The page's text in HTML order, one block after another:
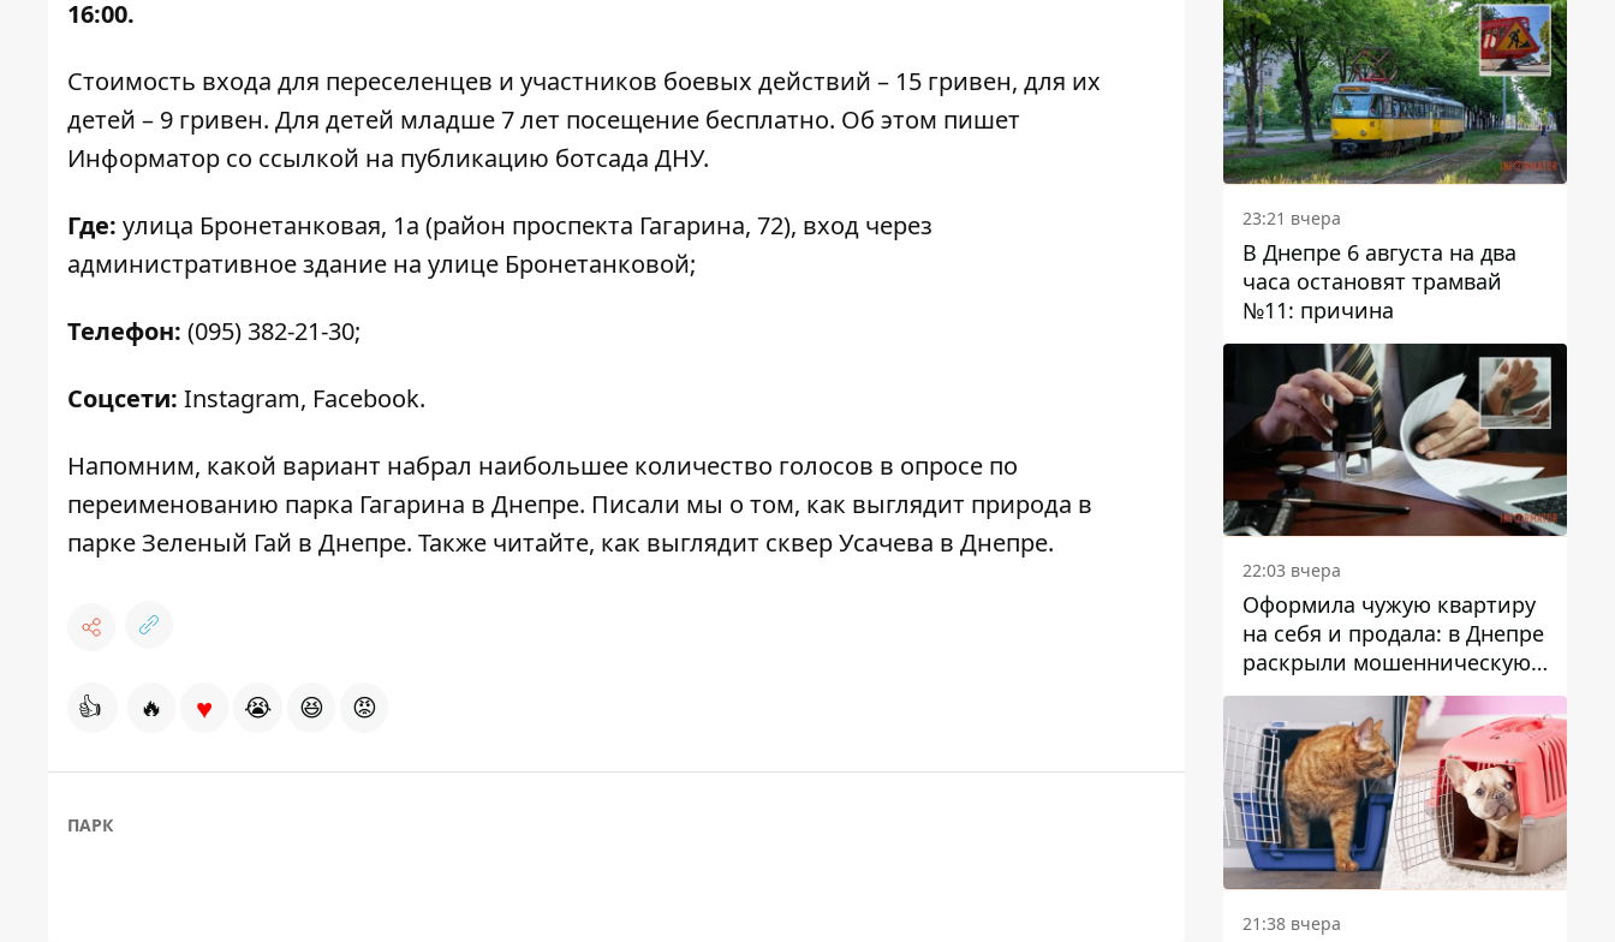
16:00.
Стоимость входа для переселенцев и участников боевых действий – 15 гривен, для их
детей – 9 гривен. Для детей младше 7 лет посещение бесплатно. Об этом пишет
Информатор со ссылкой на публикацию ботсада ДНУ.
Где: улица Бронетанковая, 1а (район проспекта Гагарина, 72), вход через
административное здание на улице Бронетанковой;
Телефон: (095) 382-21-30;
Соцсети: Instagram, Facebook.
Напомним, какой вариант набрал наибольшее количество голосов в опросе по
переименованию парка Гагарина в Днепре. Писали мы о том, как выглядит природа в
парке Зеленый Гай в Днепре. Также читайте, как выглядит сквер Усачева в Днепре.
👍 🔥 ♥ 😭 😆 😡
ПАРК
23:21 вчера
В Днепре 6 августа на два
часа остановят трамвай
№11: причина
22:03 вчера
Оформила чужую квартиру
на себя и продала: в Днепре
раскрыли мошенническую
схему с недвижимостью
21:38 вчера